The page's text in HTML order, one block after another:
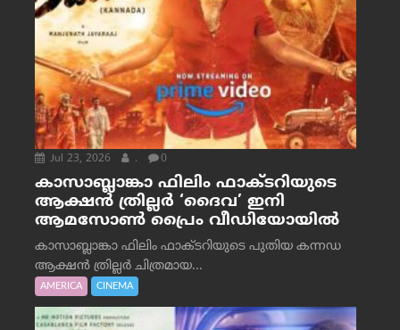
Jul 23, 2026 . 0
കാസാബ്ലാങ്കാ ഫിലിം ഫാക്ടറിയുടെ
ആക്ഷൻ ത്രില്ലർ ‘ദൈവ’ ഇനി
ആമസോൺ പ്രൈം വീഡിയോയിൽ
കാസാബ്ലാങ്കാ ഫിലിം ഫാക്ടറിയുടെ പുതിയ കന്നഡ
ആക്ഷൻ ത്രില്ലർ ചിത്രമായ...
AMERICA CINEMA